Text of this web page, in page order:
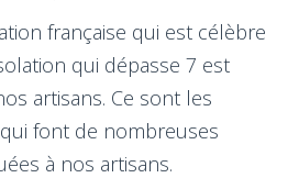
française qui est célèbre
qui dépasse 7 est
artisans. Ce sont les
font de nombreuses
à nos artisans.